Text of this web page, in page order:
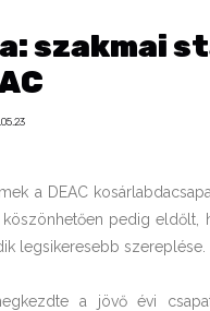
szakmai
a DEAC
pedig eldőlt,
legsikeresebb szereplése.
a jövő évi